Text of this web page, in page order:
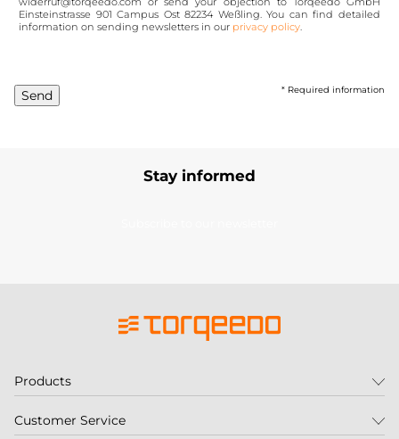
Einsteinstrasse 901 Campus Ost 82234 Weßling. You can find detailed
information on sending newsletters in our privacy policy.
* Required information
Send
Stay informed
Products
Customer Service